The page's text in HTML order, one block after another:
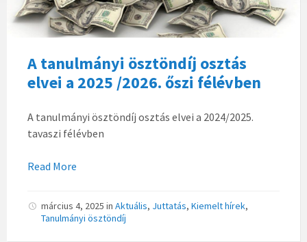
A tanulmányi ösztöndíj osztás
elvei a 2025 /2026. őszi félévben
A tanulmányi ösztöndíj osztás elvei a 2024/2025.
tavaszi félévben
Read More
március 4, 2025 in Aktuális, Juttatás, Kiemelt hírek,
Tanulmányi ösztöndíj